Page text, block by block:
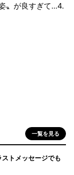
〟が良すぎて...4.
一覧を見る
トメッセージでも